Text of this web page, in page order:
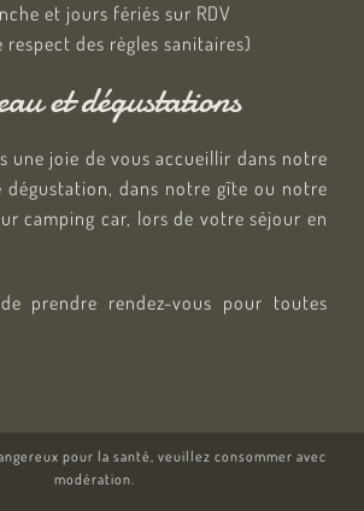
et jours fériés sur RDV
respect des règles sanitaires)
et dégustations
une joie de vous accueillir dans notre
dégustation, dans notre gîte ou notre
camping car, lors de votre séjour en
prendre rendez-vous pour toutes
pour la santé, veuillez consommer avec
modération.